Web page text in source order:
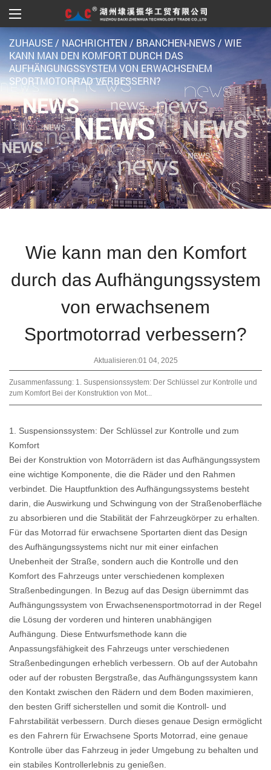
ZUHAUSE / NACHRICHTEN / BRANCHEN-NEWS / WIE
KANN MAN DEN KOMFORT DURCH DAS
AUFHÄNGUNGSSYSTEM VON ERWACHSENEM
SPORTMOTORRAD VERBESSERN?
Wie kann man den Komfort
durch das Aufhängungssystem
von erwachsenem
Sportmotorrad verbessern?
Aktualisieren:01 04, 2025
Zusammenfassung: 1. Suspensionssystem: Der Schlüssel zur Kontrolle und
zum Komfort Bei der Konstruktion von Mot...
1. Suspensionssystem: Der Schlüssel zur Kontrolle und zum
Komfort
Bei der Konstruktion von Motorrädern ist das Aufhängungssystem
eine wichtige Komponente, die die Räder und den Rahmen
verbindet. Die Hauptfunktion des Aufhängungssystems besteht
darin, die Auswirkung und Schwingung von der Straßenoberfläche
zu absorbieren und die Stabilität der Fahrzeugkörper zu erhalten.
Für das Motorrad für erwachsene Sportarten dient das Design
des Aufhängungssystems nicht nur mit einer einfachen
Unebenheit der Straße, sondern auch die Kontrolle und den
Komfort des Fahrzeugs unter verschiedenen komplexen
Straßenbedingungen. In Bezug auf das Design übernimmt das
Aufhängungssystem von Erwachsenensportmotorrad in der Regel
die Lösung der vorderen und hinteren unabhängigen
Aufhängung. Diese Entwurfsmethode kann die
Anpassungsfähigkeit des Fahrzeugs unter verschiedenen
Straßenbedingungen erheblich verbessern. Ob auf der Autobahn
oder auf der robusten Bergstraße, das Aufhängungssystem kann
den Kontakt zwischen den Rädern und dem Boden maximieren,
den besten Griff sicherstellen und somit die Kontroll- und
Fahrstabilität verbessern. Durch dieses genaue Design ermöglicht
es den Fahrern für Erwachsene Sports Motorrad, eine genaue
Kontrolle über das Fahrzeug in jeder Umgebung zu behalten und
ein stabiles Kontrollerlebnis zu genießen.